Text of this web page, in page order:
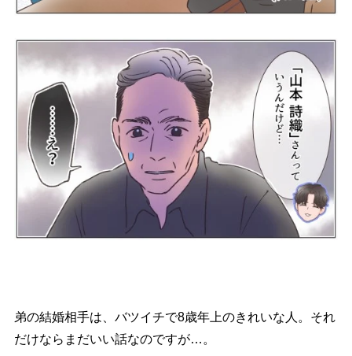
弟の結婚相手は、バツイチで8歳年上のきれいな人。それ
だけならまだいい話なのですが…。